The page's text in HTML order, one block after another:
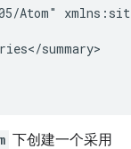
Atom"
summary>
下创建一个采用